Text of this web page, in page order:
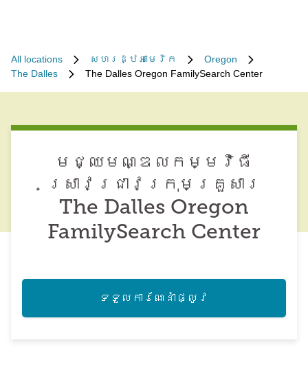
All locations សហរដ្ឋអាមេរិក
Oregon
The Dalles
The Dalles Oregon FamilySearch Center
មជ្ឈមណ្ឌល​កម្មវិធី​
ស្រាវជ្រាវ​ក្រុមគ្រួសារ
The Dalles Oregon
FamilySearch Center
ទទួល​ការណែនាំ​ផ្លូវ